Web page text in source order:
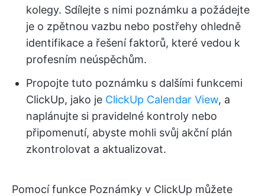
kolegy. Sdílejte s nimi poznámku a požádejte
je o zpětnou vazbu nebo postřehy ohledně
identifikace a řešení faktorů, které vedou k
profesním neúspěchům.
Propojte tuto poznámku s dalšími funkcemi
ClickUp, jako je ClickUp Calendar View, a
naplánujte si pravidelné kontroly nebo
připomenutí, abyste mohli svůj akční plán
zkontrolovat a aktualizovat.
Pomocí funkce Poznámky v ClickUp můžete